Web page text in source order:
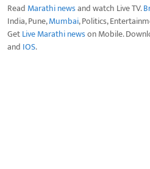
Read Marathi newsand watch Live TV.
India, Pune,Mumbai, Politics,
GetLive Marathi newson Mobile.
and IOS.